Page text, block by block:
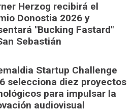
Herzog recibirá el
Donostia 2026 y
"Bucking Fastard"
Sebastián
Startup Challenge
selecciona diez proyectos
para impulsar la
audiovisual